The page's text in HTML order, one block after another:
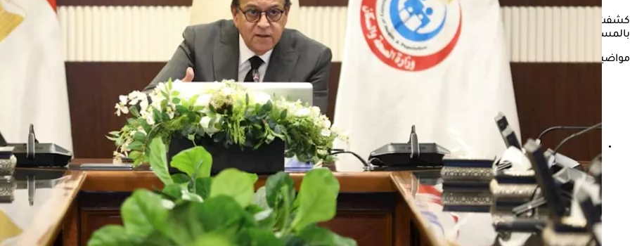
كشفت
والسكان، حقيقة المنشور المتداول عبر بعض مواقع التواصل الاجتماعي، الذي يتضمن مزاعم بشأن صدور قرار من
بالمستشفيات الحكومية تحت ما سُمي بـ«ترشيد النفقات».
مواضيع ذات صلة
عاجل| وزارة الصحة تكشف التفاصيل الكاملة في حريق عيادة مدينة نصر